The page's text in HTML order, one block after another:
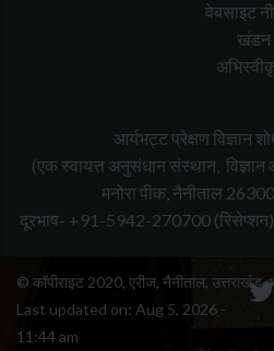
वेबसाइट
खंडन
आर्यभट्ट प्रेक्षण विज्ञान
(एक स्वायत्त अनुसंधान संस्थान, विज्ञान
मनोरा पीक, नैनीताल
दूरभाष- +91-5942-270700
© कॉपीराइट 2020, एरीज, नैनीताल, उत्तराखंड,
Last updated on: Aug 5, 2026 -
11:44 am